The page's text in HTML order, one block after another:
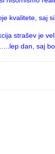
kvalitete, saj
strašev je
dan, saj